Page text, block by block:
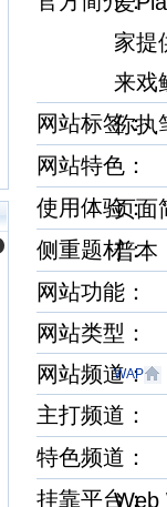
家提
来
网站标签
你执
网站特色
使用体验
页
侧重题材
普
网站功能：
网站类型：
网站频道
WAP
主打频道
特色频道
挂靠平台